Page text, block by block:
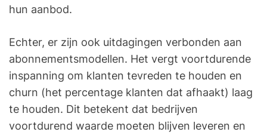
hun aanbod.
Echter, er zijn ook uitdagingen verbonden aan
abonnementsmodellen. Het vergt voortdurende
inspanning om klanten tevreden te houden en
churn (het percentage klanten dat afhaakt) laag
te houden. Dit betekent dat bedrijven
voortdurend waarde moeten blijven leveren en